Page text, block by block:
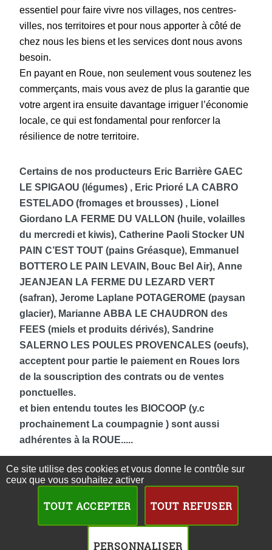
essentiel pour faire vivre nos villages, nos centres-
villes, nos territoires et pour nous apporter à côté de
chez nous les biens et les services dont nous avons
besoin.
En payant en Roue, non seulement vous soutenez les
commerçants, mais vous avez de plus la garantie que
votre argent ira ensuite davantage irriguer l’économie
locale, ce qui est fondamental pour renforcer la
résilience de notre territoire.
Certains de nos producteurs Eric Barrière GAEC
LE SPIGAOU (légumes) , Eric Prioré LA CABRO
ESTELADO (fromages et brousses) , Lionel
Giordano LA FERME DU VALLON (huile, volailles
du mercredi et kiwis), Catherine Paoli Stocker UN
PAIN C’EST TOUT (pains Gréasque), Emmanuel
BOTTERO LE PAIN LEVAIN, Bouc Bel Air), Anne
JEANJEAN LA FERME DU LEZARD VERT
(safran), Jerome Laplane POTAGEROME (paysan
glacier), Marianne ABBA LE CHAUDRON des
FEES (miels et produits dérivés), Sandrine
SALERNO LES POULES PROVENCALES (oeufs),
acceptent pour partie le paiement en Roues lors
de la souscription des contrats ou de ventes
ponctuelles.
et bien entendu toutes les BIOCOOP (y.c
prochainement La coumpagnie ) sont aussi
adhérentes à la ROUE.....
Pour plus d’informations deux liens :
https://larouedupaysdaix.org/
https://www.economie.gouv.fr/partic...
Ce site utilise des cookies et vous donne le contrôle sur
ceux que vous souhaitez activer
TOUT ACCEPTER TOUT REFUSER
PERSONNALISER